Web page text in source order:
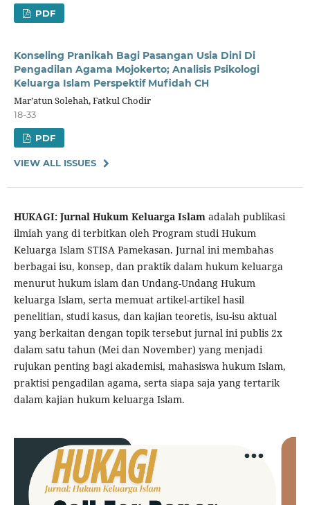
PDF
Konseling Pranikah Bagi Pasangan Usia Dini Di
Pengadilan Agama Mojokerto; Analisis Psikologi
Keluarga Islam Perspektif Mufidah CH
Mar’atun Solehah, Fatkul Chodir
18-33
PDF
VIEW ALL ISSUES
HUKAGI: Jurnal Hukum Keluarga Islamadalah publikasi
ilmiah yang di terbitkan oleh Program studi Hukum
Keluarga Islam STISA Pamekasan. Jurnal ini membahas
berbagai isu, konsep, dan praktik dalam hukum keluarga
menurut hukum islam dan Undang-Undang Hukum
keluarga Islam, serta memuat artikel-artikel hasil
penelitian, studi kasus, dan kajian teoretis, isu-isu aktual
yang berkaitan dengan topik tersebut jurnal ini publis 2x
dalam satu tahun (Mei dan November) yang menjadi
rujukan penting bagi akademisi, mahasiswa hukum Islam,
praktisi pengadilan agama, serta siapa saja yang tertarik
dalam kajian hukum keluarga Islam.